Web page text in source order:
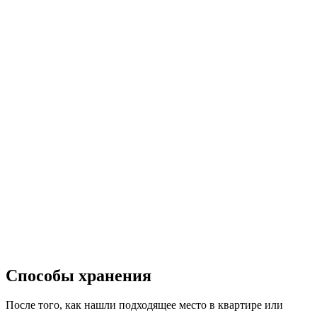
Способы хранения
После того, как нашли подходящее место в квартире или